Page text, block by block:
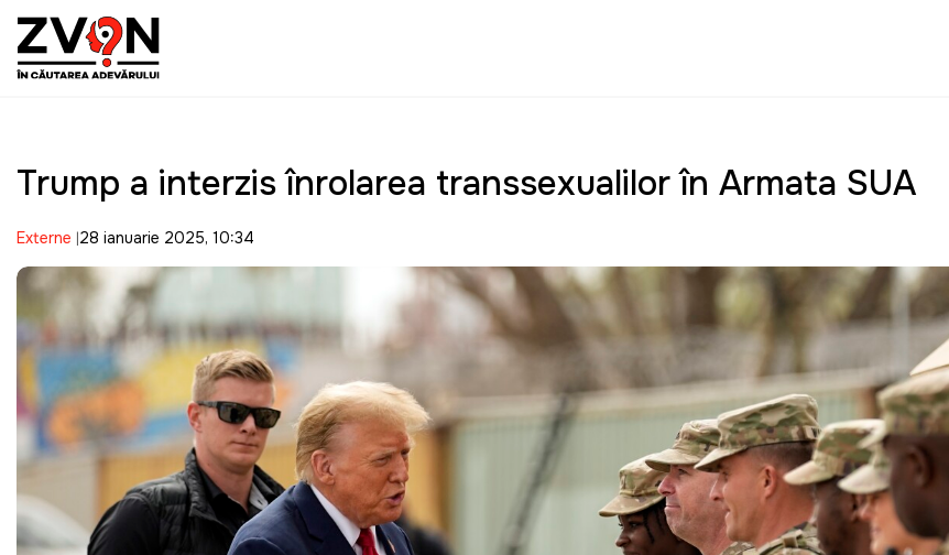
Trump a interzis înrolarea transsexualilor în Armata SUA
Externe 28 ianuarie 2025, 10:34